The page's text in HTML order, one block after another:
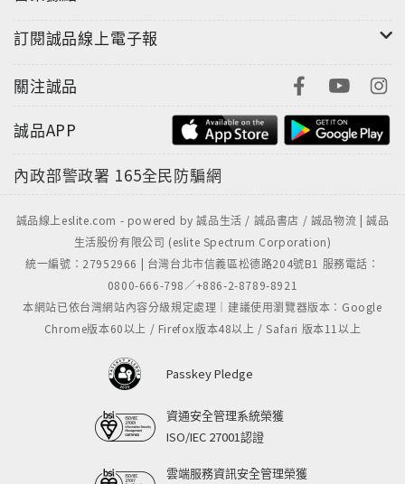
訂閱誠品線上電子報
關注誠品
誠品APP
內政部警政署 165全民防騙網
誠品線上eslite.com - powered by 誠品生活 / 誠品書店 / 誠品物流 | 誠品
生活股份有限公司 (eslite Spectrum Corporation)
統一編號：27952966 | 台灣台北市信義區松德路204號B1 服務電話：
0800-666-798／+886-2-8789-8921
本網站已依台灣網站內容分級規定處理｜建議使用瀏覽器版本：Google
Chrome版本60以上 / Firefox版本48以上 / Safari 版本11以上
Passkey Pledge
資通安全管理系統榮獲
ISO/IEC 27001認證
雲端服務資訊安全管理榮獲